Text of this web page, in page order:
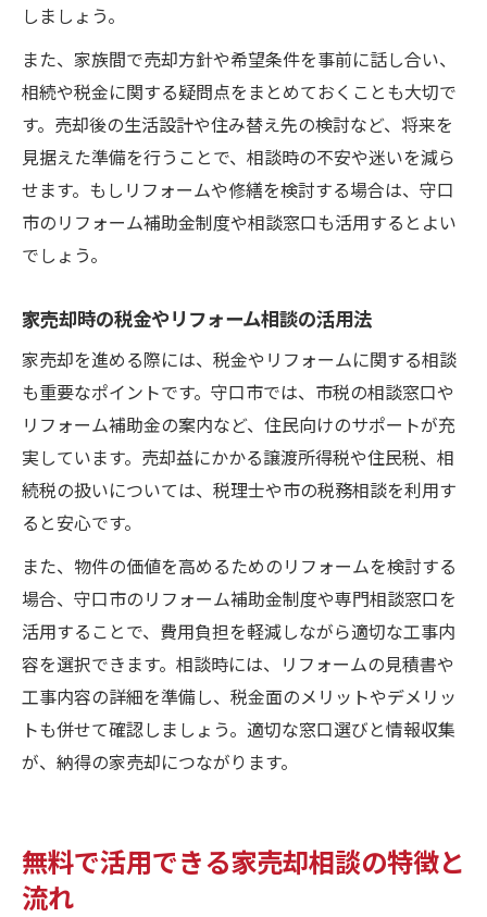
しましょう。
また、家族間で売却方針や希望条件を事前に話し合い、
相続や税金に関する疑問点をまとめておくことも大切で
す。売却後の生活設計や住み替え先の検討など、将来を
見据えた準備を行うことで、相談時の不安や迷いを減ら
せます。もしリフォームや修繕を検討する場合は、守口
市のリフォーム補助金制度や相談窓口も活用するとよい
でしょう。
家売却時の税金やリフォーム相談の活用法
家売却を進める際には、税金やリフォームに関する相談
も重要なポイントです。守口市では、市税の相談窓口や
リフォーム補助金の案内など、住民向けのサポートが充
実しています。売却益にかかる譲渡所得税や住民税、相
続税の扱いについては、税理士や市の税務相談を利用す
ると安心です。
また、物件の価値を高めるためのリフォームを検討する
場合、守口市のリフォーム補助金制度や専門相談窓口を
活用することで、費用負担を軽減しながら適切な工事内
容を選択できます。相談時には、リフォームの見積書や
工事内容の詳細を準備し、税金面のメリットやデメリッ
トも併せて確認しましょう。適切な窓口選びと情報収集
が、納得の家売却につながります。
無料で活用できる家売却相談の特徴と
流れ